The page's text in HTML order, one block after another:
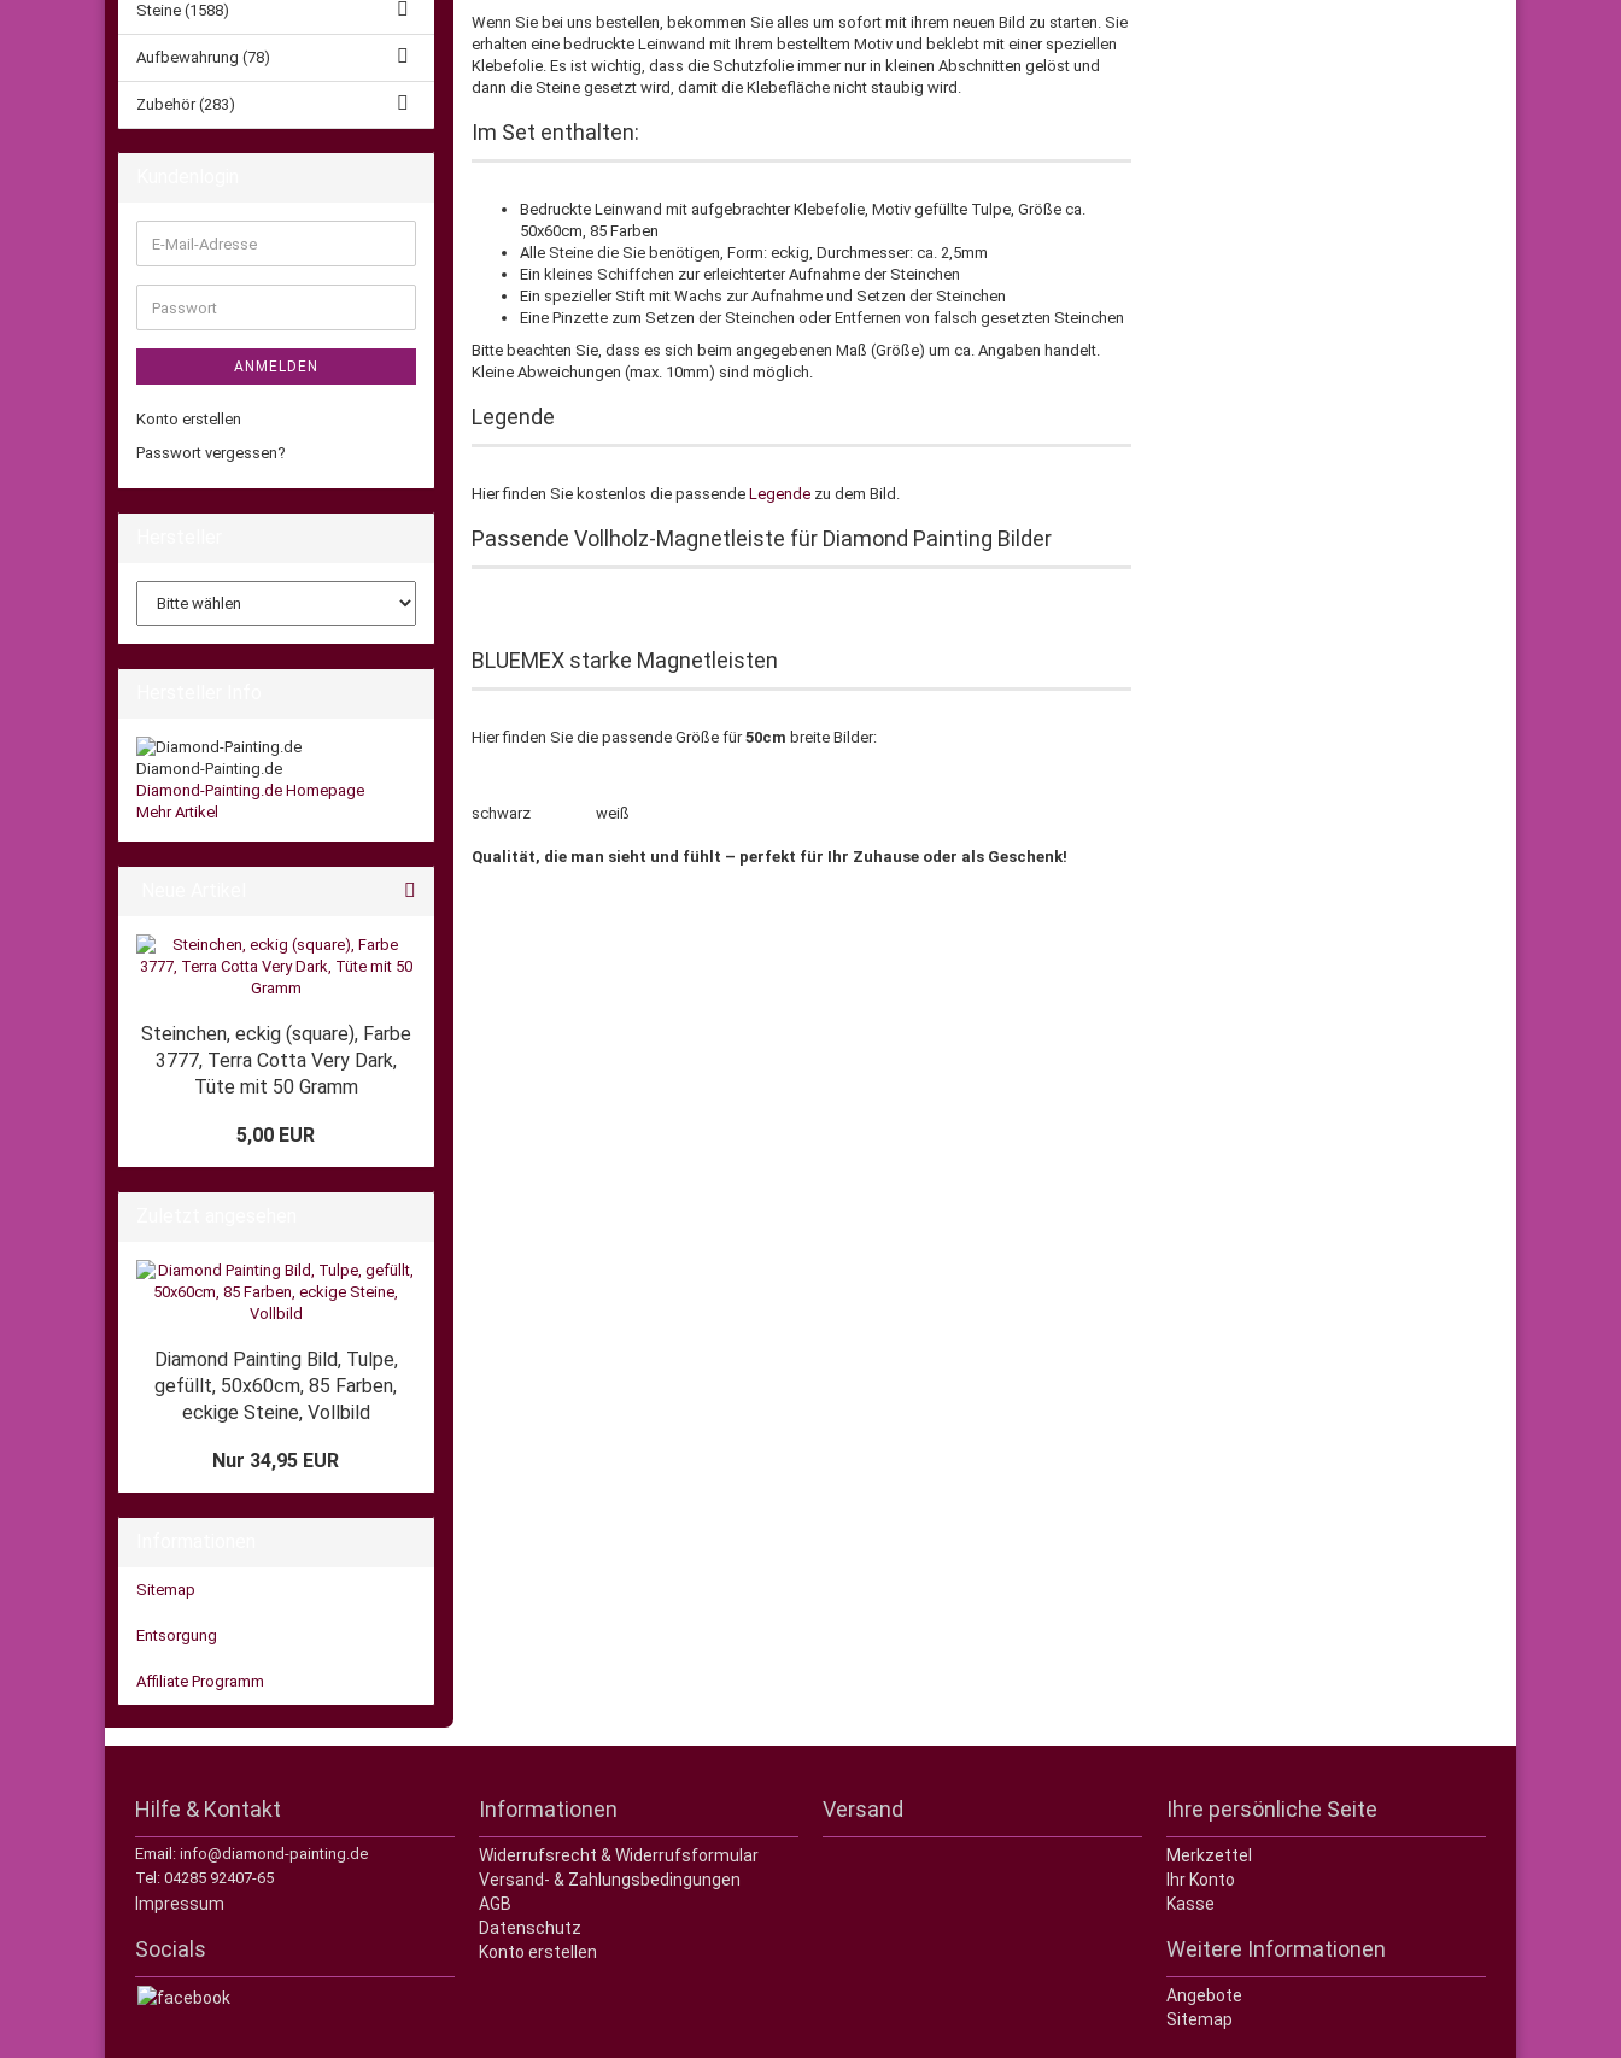
Wenn Sie bei uns bestellen, bekommen Sie alles um sofort mit ihrem neuen Bild zu starten. Sie
erhalten eine bedruckte Leinwand mit Ihrem bestelltem Motiv und beklebt mit einer speziellen
Klebefolie. Es ist wichtig, dass die Schutzfolie immer nur in kleinen Abschnitten gelöst und
dann die Steine gesetzt wird, damit die Klebefläche nicht staubig wird.
Im Set enthalten:
Bedruckte Leinwand mit aufgebrachter Klebefolie, Motiv gefüllte Tulpe, Größe ca.
50x60cm, 85 Farben
Alle Steine die Sie benötigen, Form: eckig, Durchmesser: ca. 2,5mm
Ein kleines Schiffchen zur erleichterter Aufnahme der Steinchen
Ein spezieller Stift mit Wachs zur Aufnahme und Setzen der Steinchen
Eine Pinzette zum Setzen der Steinchen oder Entfernen von falsch gesetzten Steinchen
Bitte beachten Sie, dass es sich beim angegebenen Maß (Größe) um ca. Angaben handelt.
Kleine Abweichungen (max. 10mm) sind möglich.
Legende
Hier finden Sie kostenlos die passende Legendezu dem Bild.
Passende Vollholz-Magnetleiste für Diamond Painting Bilder
BLUEMEX starke Magnetleisten
Hier finden Sie die passende Größe für50cm breite Bilder:
schwarz weiß
Qualität, die man sieht und fühlt – perfekt für Ihr Zuhause oder als Geschenk!
Steine (1588)
Aufbewahrung (78)
Zubehör (283)
E-
Mail-
Adresse
Passwort
ANMELDEN
Konto erstellen
Passwort vergessen?
Diamond-Painting.de
Diamond-Painting.de Homepage
Mehr Artikel
Steinchen, eckig (square), Farbe
3777, Terra Cotta Very Dark,
Tüte mit 50 Gramm
5,00 EUR
Diamond Painting Bild, Tulpe,
gefüllt, 50x60cm, 85 Farben,
eckige Steine, Vollbild
Nur 34,95 EUR
Sitemap
Entsorgung
Affiliate Programm
Hilfe & Kontakt
Email: info@diamond-painting.de
Tel: 04285 92407-65
Impressum
Socials
Informationen
Widerrufsrecht & Widerrufsformular
Versand- & Zahlungsbedingungen
AGB
Datenschutz
Konto erstellen
Versand Ihre persönliche Seite
Merkzettel
Ihr Konto
Kasse
Weitere Informationen
Angebote
Sitemap